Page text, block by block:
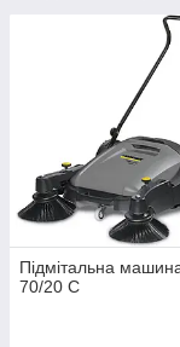
Підмітальна
70/20 C